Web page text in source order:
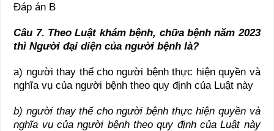
Đáp án B
Câu 7. Theo Luật khám bệnh, chữa bệnh năm 2023
thìNgười đại diện của người bệnh là?
a) người thay thế cho người bệnh thực hiện quyền và
nghĩa vụ của người bệnh theo quy định của Luật này
b) người thay thế cho người bệnh thực hiện quyền và
nghĩa vụ của người bệnh theo quy định của Luật này